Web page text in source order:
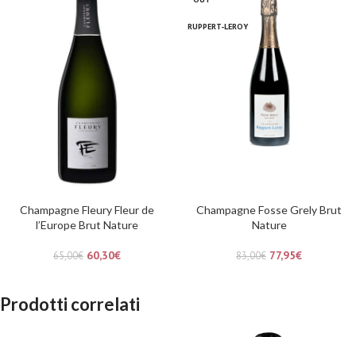
Champagne Fleury Fleur de
l’Europe Brut Nature
65,00€ 60,30€
RUPPERT-LEROY
Champagne Fosse Grely Brut
Nature
83,00€ 77,95€
Prodotti correlati